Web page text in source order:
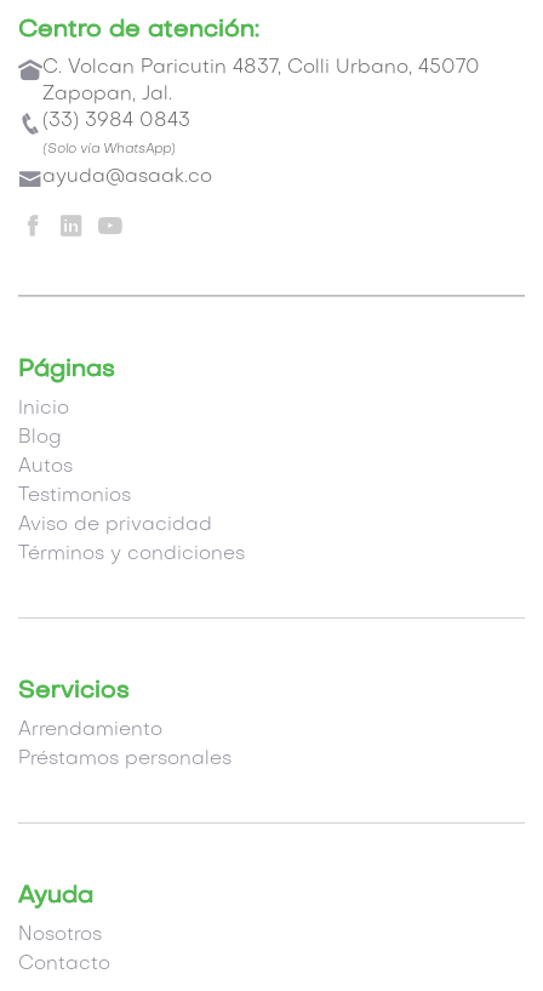
Centro de atención:
C. Volcan Paricutin 4837, Colli Urbano, 45070
Zapopan, Jal.
 (33) 3984 0843
(Solo vía WhatsApp)
ayuda@asaak.co
  
Páginas
Inicio
Blog
Autos
Testimonios
Aviso de privacidad
Términos y condiciones
Servicios
Arrendamiento
Préstamos personales
Ayuda
Nosotros
Contacto